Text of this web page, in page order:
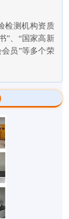
检测机构资质
”、“国家高新
会员”等多个荣